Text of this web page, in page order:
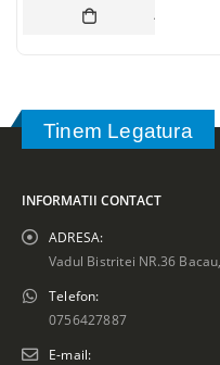
ADAUGĂ
Tinem Legatura
INFORMATII CONTACT
ADRESA:
Vadul Bistritei NR.36
Telefon:
0756427887
E-mail: